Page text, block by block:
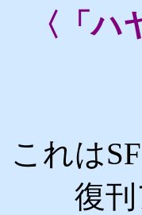
〈「
これは
復